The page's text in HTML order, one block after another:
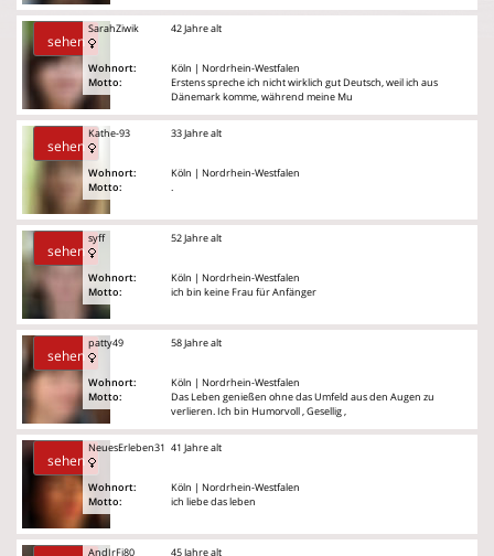
sehen
SarahZiwik
Wohnort:
Motto:
42 Jahre alt
Köln | Nordrhein-Westfalen
Erstens spreche ich nicht wirklich gut Deutsch, weil ich aus
Dänemark komme, während meine Mu
sehen
Kathe-93
Wohnort:
Motto:
33 Jahre alt
Köln | Nordrhein-Westfalen
.
sehen
syff
Wohnort:
Motto:
52 Jahre alt
Köln | Nordrhein-Westfalen
ich bin keine Frau für Anfänger
sehen
patty49
Wohnort:
Motto:
58 Jahre alt
Köln | Nordrhein-Westfalen
Das Leben genießen ohne das Umfeld aus den Augen zu
verlieren. Ich bin Humorvoll , Gesellig ,
sehen
NeuesErleben31
Wohnort:
Motto:
41 Jahre alt
Köln | Nordrhein-Westfalen
ich liebe das leben
AndIrFi80 45 Jahre alt